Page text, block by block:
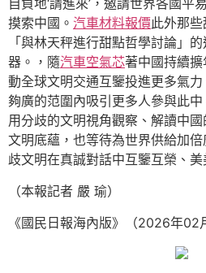
自負地‘請進來’，邀請世界各國平
摸索中國。 汽車材料報價此外那
「與林天秤進行甜點哲學討論」
器。，隨汽車空氣芯著中國持續
動全球文明交通互鑒投進更多氣
夠廣的范圍內吸引更多人參與此
用分歧的文明視角觀察、解讀中
文明底蘊，也等待為世界供給加
歧文明在真誠對話中互鑒互榮、美
（本報記者 嚴 瑜）
《國民日報海內版》（2026年02